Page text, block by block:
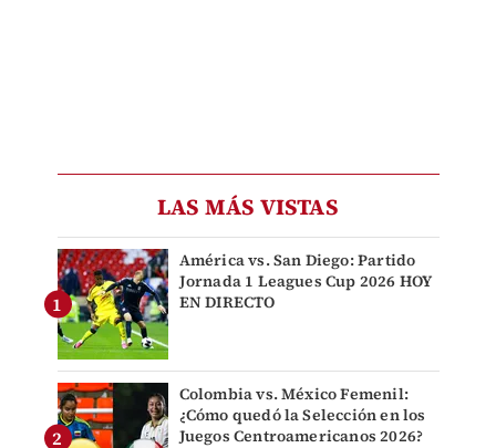
LAS MÁS VISTAS
América vs. San Diego: Partido
Jornada 1 Leagues Cup 2026 HOY
EN DIRECTO
Colombia vs. México Femenil:
¿Cómo quedó la Selección en los
Juegos Centroamericanos 2026?